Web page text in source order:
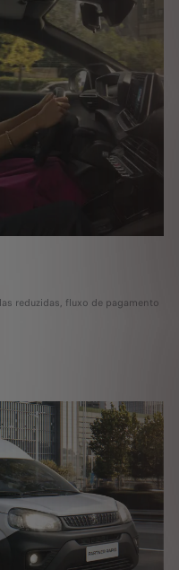
reduzidas, fluxo de pagamento